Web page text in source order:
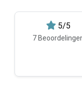
5/5
7